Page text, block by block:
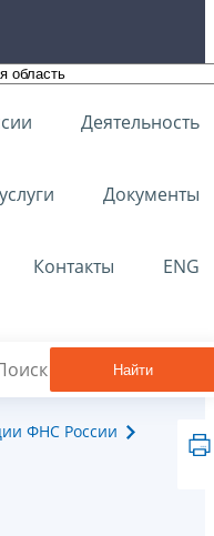
Деятельность
Документы
Контакты ENG
Найти
ФНС России